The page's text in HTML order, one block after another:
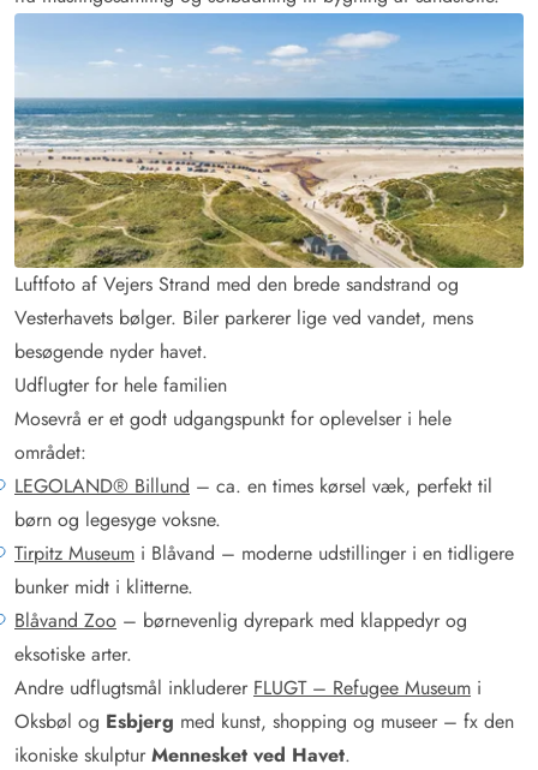
Luftfoto af Vejers Strand med den brede sandstrand og
Vesterhavets bølger. Biler parkerer lige ved vandet, mens
besøgende nyder havet.
Udflugter for hele familien
Mosevrå er et godt udgangspunkt for oplevelser i hele
området:
LEGOLAND® Billund – ca. en times kørsel væk, perfekt til
børn og legesyge voksne.
Tirpitz Museum i Blåvand – moderne udstillinger i en tidligere
bunker midt i klitterne.
Blåvand Zoo – børnevenlig dyrepark med klappedyr og
eksotiske arter.
Andre udflugtsmål inkluderer FLUGT – Refugee Museum i
Oksbøl og Esbjerg med kunst, shopping og museer – fx den
ikoniske skulptur Mennesket ved Havet.